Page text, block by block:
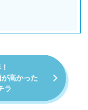
高かった
ラ